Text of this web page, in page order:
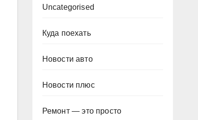
Uncategorised
Куда поехать
Новости авто
Новости плюс
Ремонт — это просто